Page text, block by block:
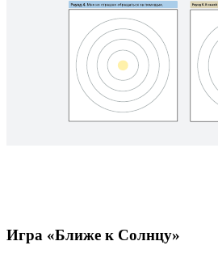
Игра «Ближе к Солнцу»